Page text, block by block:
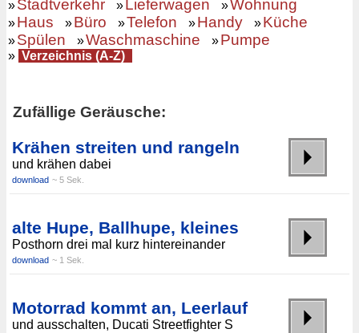
»Stadtverkehr » Lieferwagen »Wohnung
»Haus »Büro »Telefon »Handy »Küche
»Spülen »Waschmaschine »Pumpe
» Verzeichnis (A-Z)
Zufällige Geräusche:
Krähen streiten und rangeln
und krähen dabei
download ~ 5 Sek.
alte Hupe, Ballhupe, kleines
Posthorn drei mal kurz hintereinander
download ~ 1 Sek.
Motorrad kommt an, Leerlauf
und ausschalten, Ducati Streetfighter S